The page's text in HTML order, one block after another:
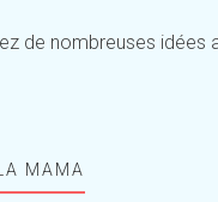
de nombreuses idées
MAMA